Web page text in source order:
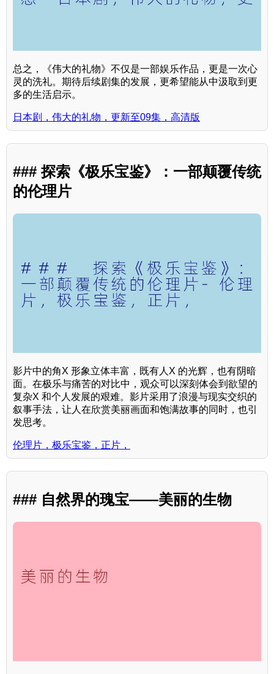
总之，《伟大的礼物》不仅是一部娱乐作品，更是一次心
灵的洗礼。期待后续剧集的发展，更希望能从中汲取到更
多的生活启示。
日本剧，伟大的礼物，更新至09集，高清版
### 探索《极乐宝鉴》：一部颠覆传统
的伦理片
影片中的角X 形象立体丰富，既有人X 的光辉，也有阴暗
面。在极乐与痛苦的对比中，观众可以深刻体会到欲望的
复杂X 和个人发展的艰难。影片采用了浪漫与现实交织的
叙事手法，让人在欣赏美丽画面和饱满故事的同时，也引
发思考。
伦理片，极乐宝鉴，正片，
### 自然界的瑰宝——美丽的生物